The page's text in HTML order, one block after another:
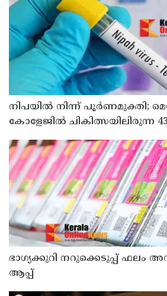
നിപയിൽ നിന്ന് പൂർണമുക്തി;
കോളേജിൽ ചികിത്സയിലിരുന്ന
മടങ്ങി
ഭാഗ്യക്കുറി നറുക്കെടുപ്പ് ഫലം
ആപ്പ്